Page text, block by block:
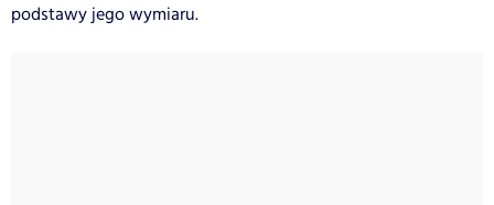
podstawy jego wymiaru.